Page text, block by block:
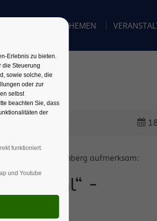
THEMEN
Hochschule Nürnberg aufmerksam:
Gefühl“ -
Erlebnis zu bieten.
die Steuerung
sowie solche, die
oder zur
selbst
beachten Sie, dass
der
funktioniert.
und Youtube